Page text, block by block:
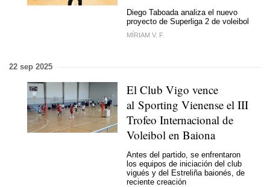
Diego Taboada analiza el nuevo
proyecto de Superliga 2 de voleibol
MÍRIAM V. F.
22 sep 2025
El Club Vigo vence
al Sporting Vienense el III
Trofeo Internacional de
Voleibol en Baiona
Antes del partido, se enfrentaron
los equipos de iniciación del club
vigués y del Estreliña baionés, de
reciente creación